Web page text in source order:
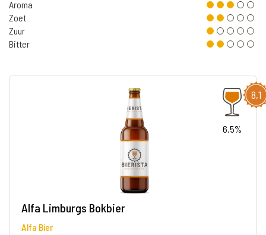
Aroma
Zoet
Zuur
Bitter
8,1
6.5%
Alfa Limburgs Bokbier
Alfa Bier